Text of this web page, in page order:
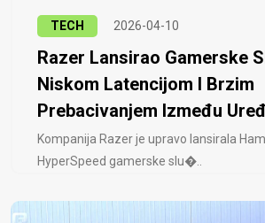
TECH 2026-04-10
Razer Lansirao Gamerske
Niskom Latencijom I Brzim
Prebacivanjem Između
Kompanija Razer je upravo lansirala
HyperSpeed ​​gamerske slu�..